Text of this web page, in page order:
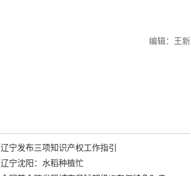
编辑：王新
辽宁发布三项知识产权工作指引
辽宁沈阳：水稻种植忙